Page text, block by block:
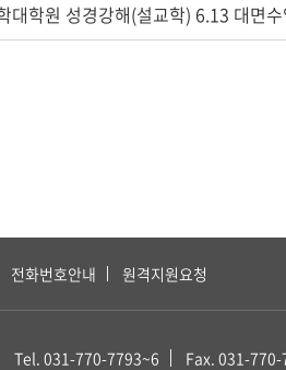
대학원 성경강해(설교학) 6.13 대면
전화번호안내 원격지원요청
Tel. 031-770-7793~6 Fax. 031-